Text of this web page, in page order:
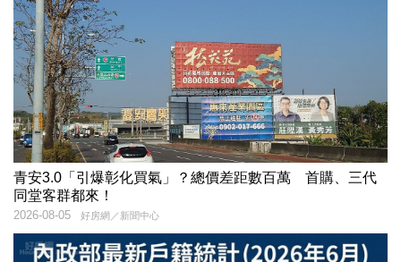
青安3.0「引爆彰化買氣」？總價差距數百萬 首購、三代
同堂客群都來！
好房網／新聞中心
2026-08-05